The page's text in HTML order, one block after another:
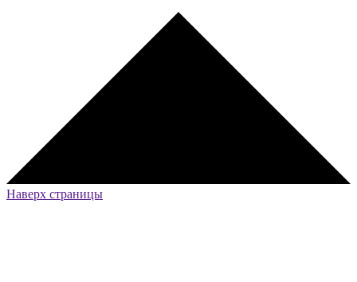
Наверх страницы